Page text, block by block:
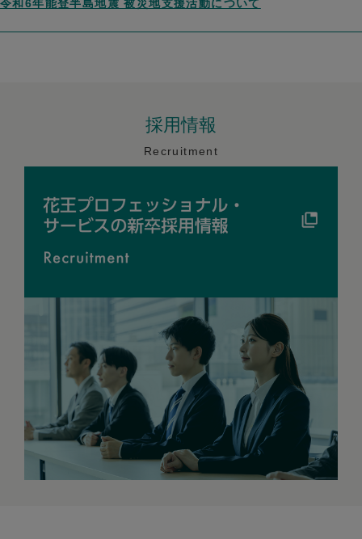
令和6年能登半島地震 被災地支援活動について
採用情報
Recruitment